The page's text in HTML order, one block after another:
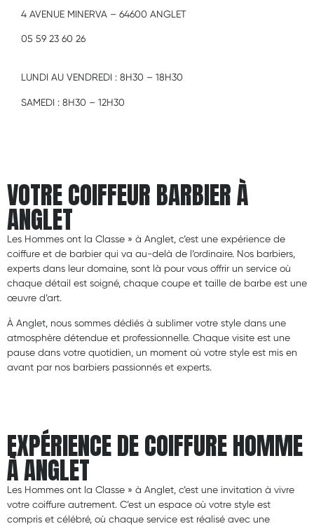
4 AVENUE MINERVA – 64600 ANGLET
05 59 23 60 26
LUNDI AU VENDREDI : 8H30 – 18H30
SAMEDI : 8H30 – 12H30
VOTRE COIFFEUR BARBIER À
ANGLET
Les Hommes ont la Classe » à Anglet, c’est une expérience de
coiffure et de barbier qui va au-delà de l’ordinaire. Nos barbiers,
experts dans leur domaine, sont là pour vous offrir un service où
chaque détail est soigné, chaque coupe et taille de barbe est une
œuvre d’art.
À Anglet, nous sommes dédiés à sublimer votre style dans une
atmosphère détendue et professionnelle. Chaque visite est une
pause dans votre quotidien, un moment où votre style est mis en
avant par nos barbiers passionnés et experts.
EXPÉRIENCE DE COIFFURE HOMME
À ANGLET
Les Hommes ont la Classe » à Anglet, c’est une invitation à vivre
votre coiffure autrement. C’est un espace où votre style est
compris et célébré, où chaque service est réalisé avec une